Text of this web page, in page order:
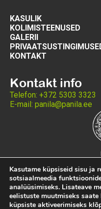
KASULIK
KOLIMISTEENUSED
GALERII
KONTAKT
Kontakt info
Telefon: +372 5303 3323
E-mail: panila@panila.ee
Kasutame küpsiseid sisu ja
sotsiaalmeedia
analüüsimiseks. Lisateave
eelistuste muutmiseks
küpsiste aktiveerimiseks